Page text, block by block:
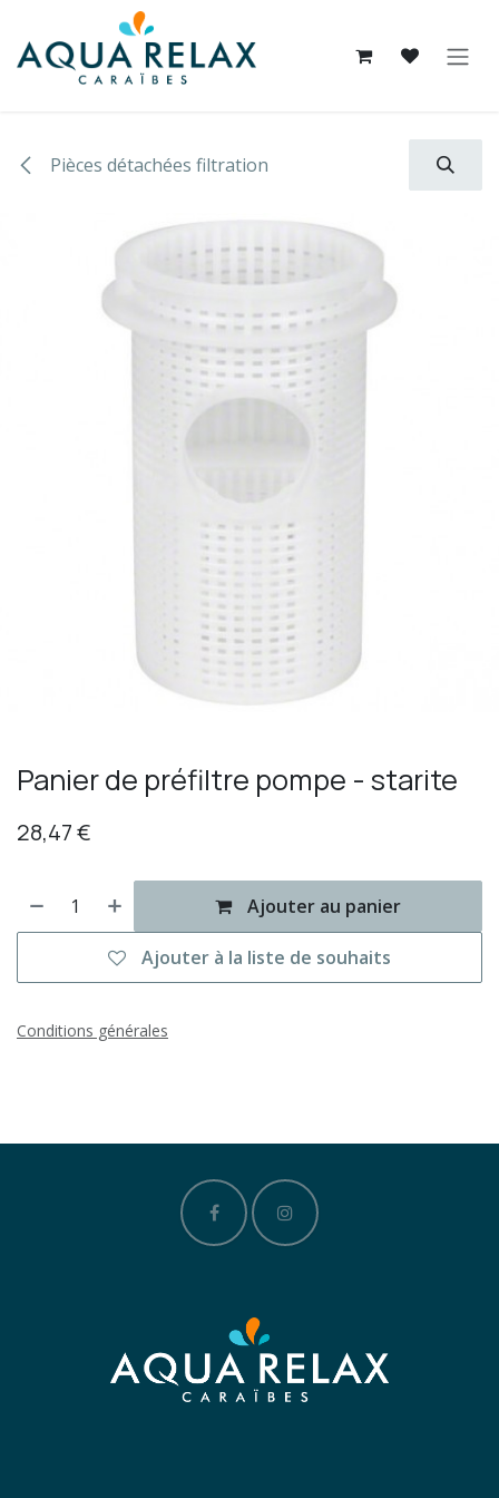
Se rendre au contenu
Pièces détachées filtration
Panier de préfiltre pompe - starite
28,47€
Ajouter au panier
Ajouter à la liste de souhaits
Conditions générales